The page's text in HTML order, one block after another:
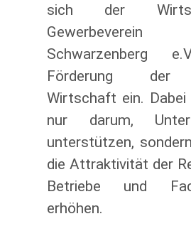
sich der
Schwarzenberg
Förderung der
Wirtschaft ein.
nur darum,
unterstützen,
die Attraktivität der
Betriebe und
erhöhen.